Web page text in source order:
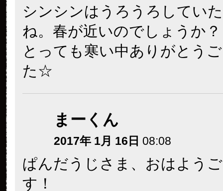
シンシンはうろうろしてい
ね。春が近いのでしょうか？
とっても寒い中ありがとう
た☆
まーくん
2017年 1月 16日 08:08
ぱんだうじさま、おはよう
す！